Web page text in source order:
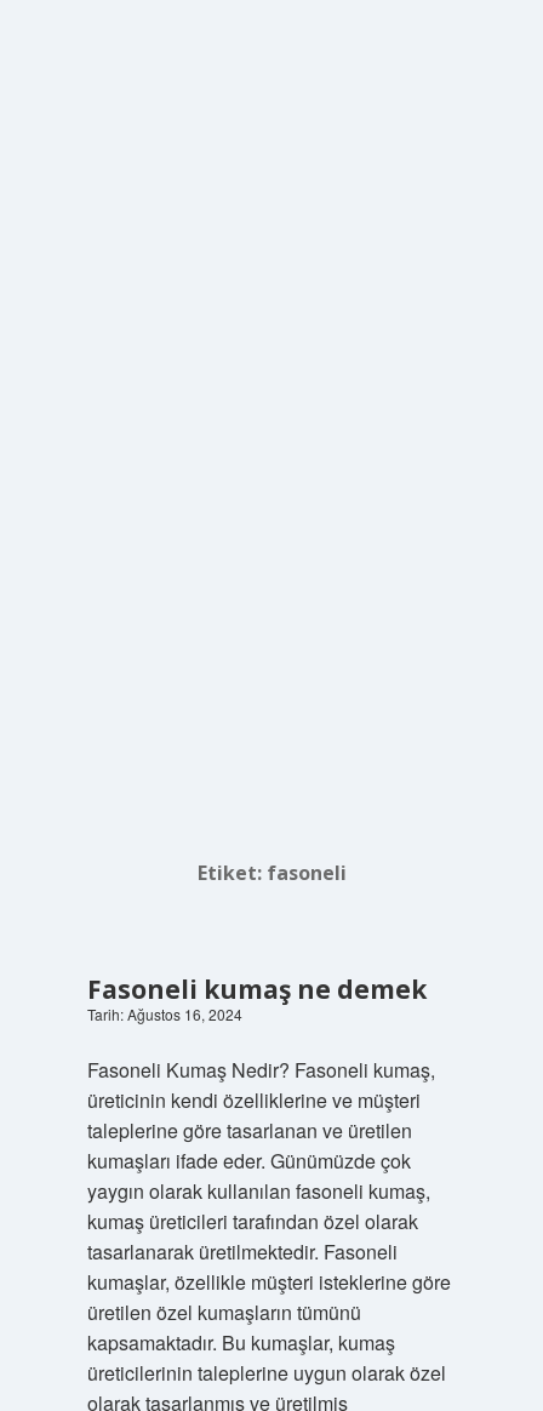
Etiket: fasoneli
Fasoneli kumaş ne demek
Tarih: Ağustos 16, 2024
Fasoneli Kumaş Nedir? Fasoneli kumaş,
üreticinin kendi özelliklerine ve müşteri
taleplerine göre tasarlanan ve üretilen
kumaşları ifade eder. Günümüzde çok
yaygın olarak kullanılan fasoneli kumaş,
kumaş üreticileri tarafından özel olarak
tasarlanarak üretilmektedir. Fasoneli
kumaşlar, özellikle müşteri isteklerine göre
üretilen özel kumaşların tümünü
kapsamaktadır. Bu kumaşlar, kumaş
üreticilerinin taleplerine uygun olarak özel
olarak tasarlanmış ve üretilmiş